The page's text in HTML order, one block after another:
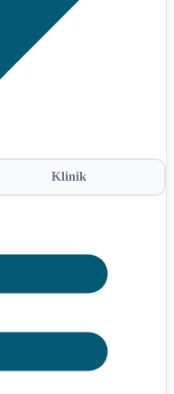
Klinik